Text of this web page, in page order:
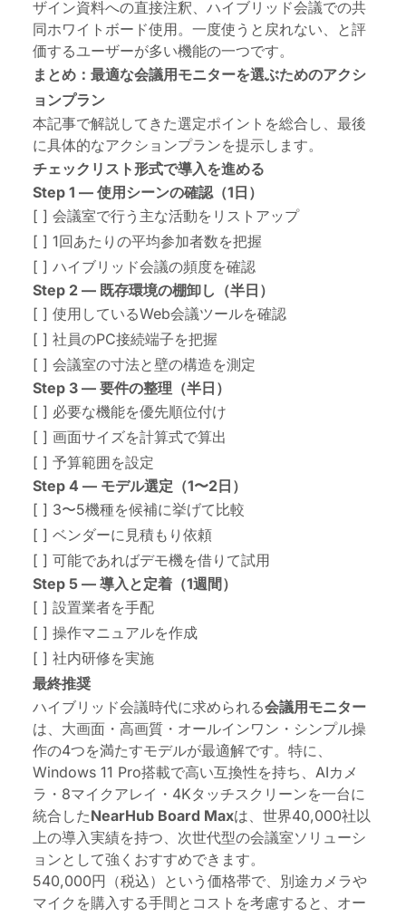
ザイン資料への直接注釈、ハイブリッド会議での共
同ホワイトボード使用。一度使うと戻れない、と評
価するユーザーが多い機能の一つです。
まとめ：最適な会議用モニターを選ぶためのアクシ
ョンプラン
本記事で解説してきた選定ポイントを総合し、最後
に具体的なアクションプランを提示します。
チェックリスト形式で導入を進める
Step 1 — 使用シーンの確認（1日）
[ ] 会議室で行う主な活動をリストアップ
[ ] 1回あたりの平均参加者数を把握
[ ] ハイブリッド会議の頻度を確認
Step 2 — 既存環境の棚卸し（半日）
[ ] 使用しているWeb会議ツールを確認
[ ] 社員のPC接続端子を把握
[ ] 会議室の寸法と壁の構造を測定
Step 3 — 要件の整理（半日）
[ ] 必要な機能を優先順位付け
[ ] 画面サイズを計算式で算出
[ ] 予算範囲を設定
Step 4 — モデル選定（1〜2日）
[ ] 3〜5機種を候補に挙げて比較
[ ] ベンダーに見積もり依頼
[ ] 可能であればデモ機を借りて試用
Step 5 — 導入と定着（1週間）
[ ] 設置業者を手配
[ ] 操作マニュアルを作成
[ ] 社内研修を実施
最終推奨
ハイブリッド会議時代に求められる会議用モニター
は、大画面・高画質・オールインワン・シンプル操
作の4つを満たすモデルが最適解です。特に、
Windows 11 Pro搭載で高い互換性を持ち、AIカメ
ラ・8マイクアレイ・4Kタッチスクリーンを一台に
統合したNearHub Board Maxは、世界40,000社以
上の導入実績を持つ、次世代型の会議室ソリューシ
ョンとして強くおすすめできます。
540,000円（税込）という価格帯で、別途カメラや
マイクを購入する手間とコストを考慮すると、オー